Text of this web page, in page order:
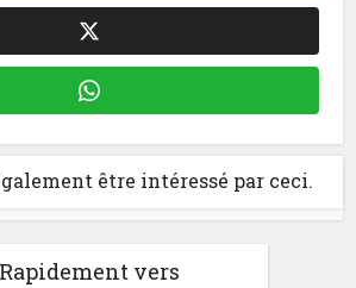
être intéressé par ceci.
Rapidement vers